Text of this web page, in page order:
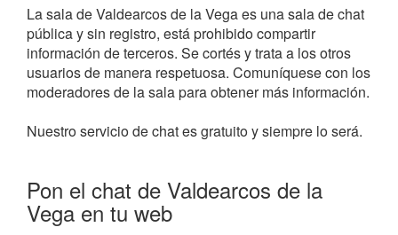
La sala de Valdearcos de la Vega es una sala de chat
pública y sin registro, está prohibido compartir
información de terceros. Se cortés y trata a los otros
usuarios de manera respetuosa. Comuníquese con los
moderadores de la sala para obtener más información.
Nuestro servicio de chat es gratuito y siempre lo será.
Pon el chat de Valdearcos de la
Vega en tu web